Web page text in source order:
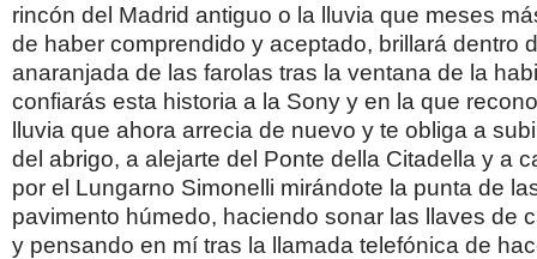
rincón del Madrid antiguo o la lluvia que meses
de haber comprendido y aceptado, brillará dentro
anaranjada de las farolas tras la ventana de la
confiarás esta historia a la Sony y en la que
lluvia que ahora arrecia de nuevo y te obliga a
del abrigo, a alejarte del Ponte della Citadella y a
por el Lungarno Simonelli mirándote la punta de
pavimento húmedo, haciendo sonar las llaves de
y pensando en mí tras la llamada telefónica de